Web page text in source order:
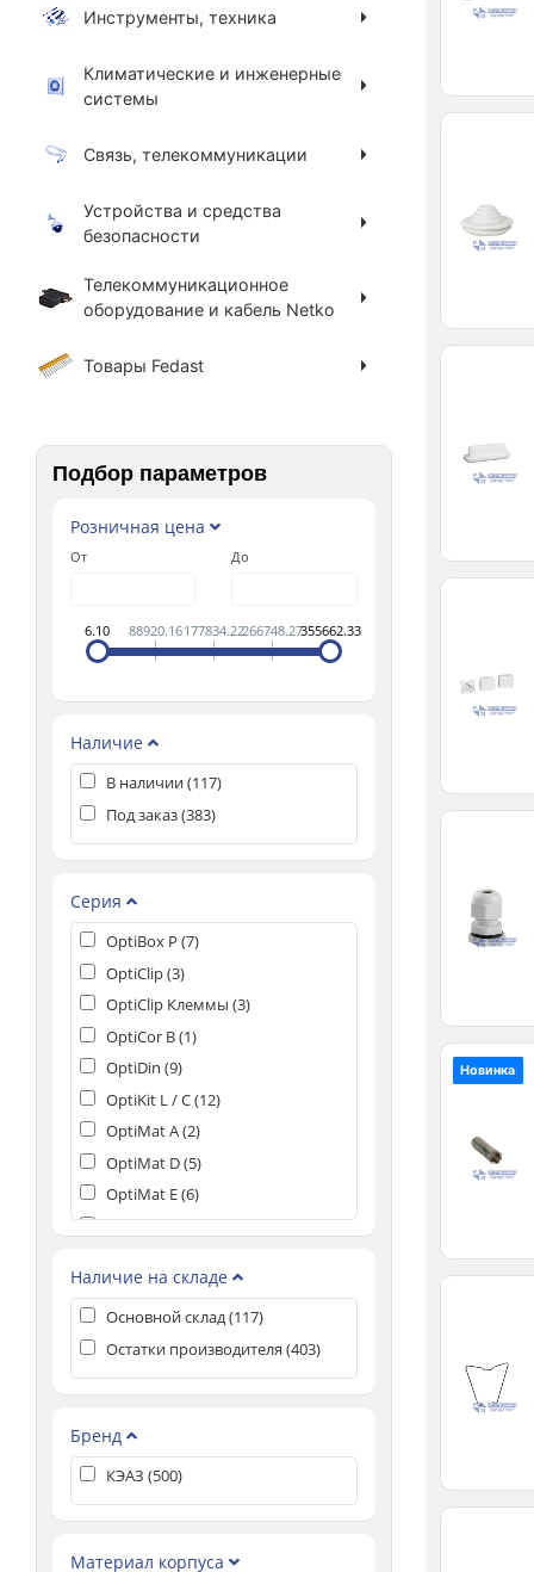
Новинка
Инструменты, техника
Климатические и инженерные
системы
Связь, телекоммуникации
Устройства и средства
безопасности
Телекоммуникационное
оборудование и кабель Netko
Товары Fedast
Подбор параметров
Розничная цена
От До
6.10 88920.16177834.22266748.27355662.33
Наличие
В наличии (117)
Под заказ (383)
Серия
OptiBox P (7)
OptiClip (3)
OptiClip Клеммы (3)
OptiCor B (1)
OptiDin (9)
OptiKit L / C (12)
OptiMat A (2)
OptiMat D (5)
OptiMat E (6)
OptiMat E100 (7)
OptiMat T (54)
OptiRel G (9)
OptiSensor (2)
OptiStart (2)
OptiStart MP Аксессуары (
OptiSwitch DI (
OptiSwitch DI Выключатели и
А63, АЕ20, АП50Б и
Наличие на складе
Основной склад (117)
Остатки производителя (403)
Бренд
КЭАЗ (500)
Материал корпуса